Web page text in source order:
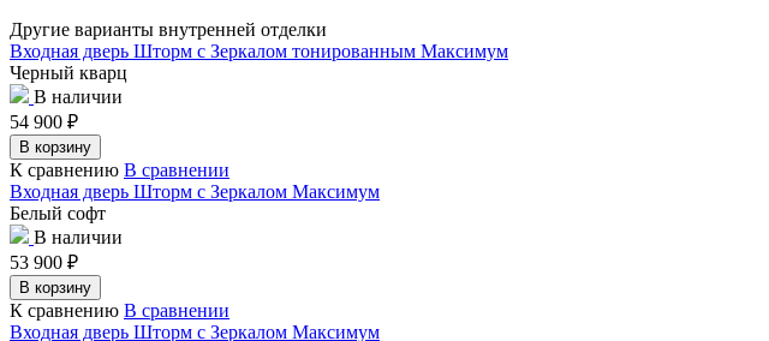
Другие варианты внутренней отделки
Входная дверь Шторм с Зеркалом тонированным Максимум
Черный кварц
В наличии
54 900 ₽
В корзину
К сравнению В сравнении
Входная дверь Шторм с Зеркалом Максимум
Белый софт
В наличии
53 900 ₽
В корзину
К сравнению В сравнении
Входная дверь Шторм с Зеркалом Максимум